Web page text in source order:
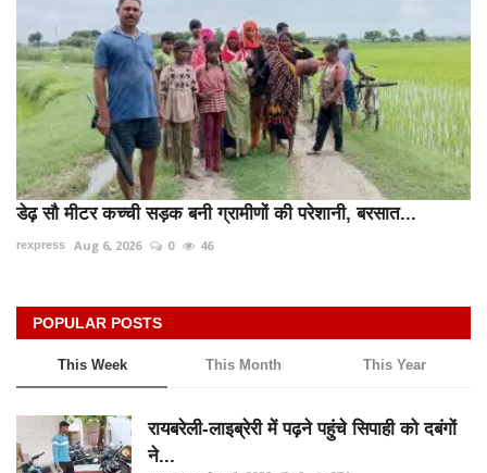
डेढ़ सौ मीटर कच्ची सड़क बनी ग्रामीणों की परेशानी, बरसात...
rexpress Aug 6, 2026 0 46
POPULAR POSTS
This Week This Month This Year
रायबरेली-लाइब्रेरी में पढ़ने पहुंचे सिपाही को दबंगों
ने...